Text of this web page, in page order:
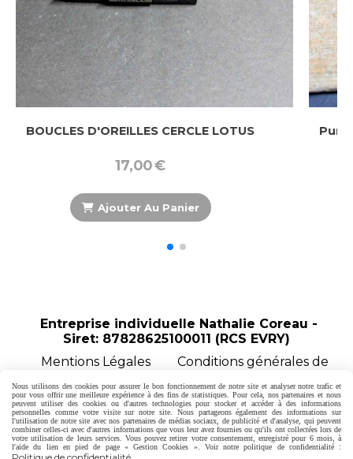
Noir et Blanc BOUCLES D'OREILLES
Entreprise individuelle Nathalie Coreau -
Siret: 87828625100011 (RCS EVRY)
Mentions Légales
Conditions générales de
cookies
Mon Compte
Créer un site internet
Formulaire de rétractation
Nous utilisons des cookies pour assurer le bon fonctionnement de notre site et analyser notre trafic et
pour vous offrir une meilleure expérience à des fins de statistiques. Pour cela, nos partenaires et nous
peuvent utiliser des cookies ou d'autres technologies pour stocker et accéder à des informations
personnelles comme votre visite sur notre site. Nous partageons également des informations sur
l'utilisation de notre site avec nos partenaires de médias sociaux, de publicité et d'analyse, qui peuvent
combiner celles-ci avec d'autres informations que vous leur avez fournies ou qu'ils ont collectées lors de
votre utilisation de leurs services. Vous pouvez retirer votre consentement, enregistré pour 6 mois, à
l'aide du lien en pied de page « Gestion Cookies ». Voir notre politique de confidentialité :